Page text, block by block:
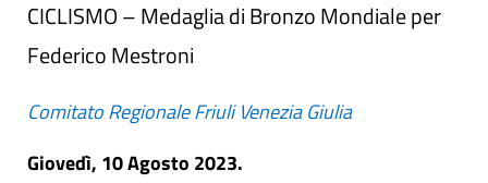
CICLISMO – Medaglia di Bronzo Mondiale per
Federico Mestroni
Comitato Regionale Friuli Venezia Giulia
Giovedì, 10 Agosto 2023.